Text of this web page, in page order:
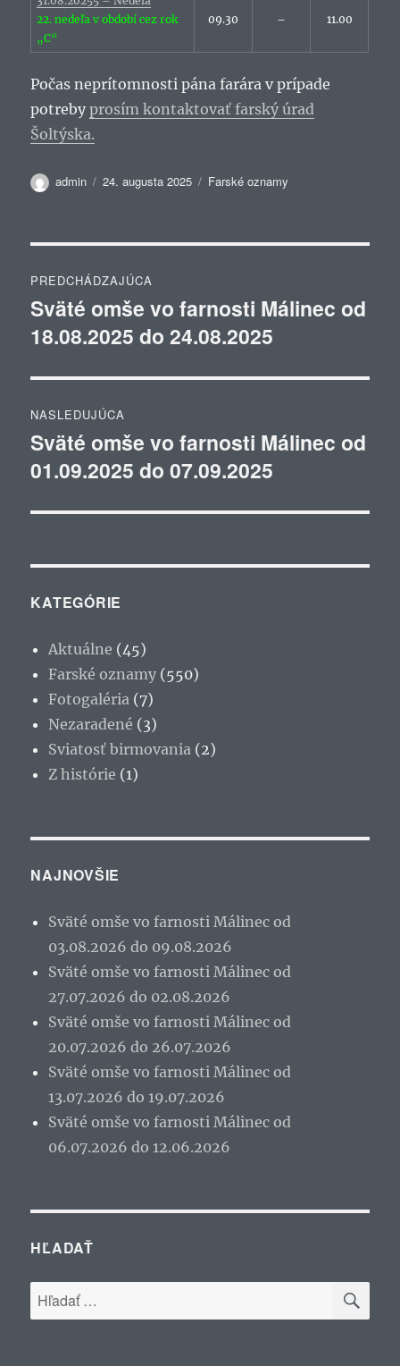
22. nedeľa v období cez rok
„C“
09.30 – 11.00
Počas neprítomnosti pána farára v prípade
potrebyprosím kontaktovať farský úrad
Šoltýska.
Autor
admin Publikované
24. augusta 2025 Kategórie
Farské oznamy
v
článku
PREDCHÁDZAJÚCA
Predchádzajúci
článok:
Sväté omše vo farnosti Málinec od
18.08.2025 do 24.08.2025
NASLEDUJÚCA
Ďalší
článok:
Sväté omše vo farnosti Málinec od
01.09.2025 do 07.09.2025
KATEGÓRIE
Aktuálne (45)
Farské oznamy (550)
Fotogaléria (7)
Nezaradené (3)
Sviatosť birmovania (2)
Z histórie (1)
NAJNOVŠIE
Sväté omše vo farnosti Málinec od
03.08.2026 do 09.08.2026
Sväté omše vo farnosti Málinec od
27.07.2026 do 02.08.2026
Sväté omše vo farnosti Málinec od
20.07.2026 do 26.07.2026
Sväté omše vo farnosti Málinec od
13.07.2026 do 19.07.2026
Sväté omše vo farnosti Málinec od
06.07.2026 do 12.06.2026
HĽADAŤ
Hľadať: